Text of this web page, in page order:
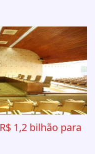
1,2 bilhão para